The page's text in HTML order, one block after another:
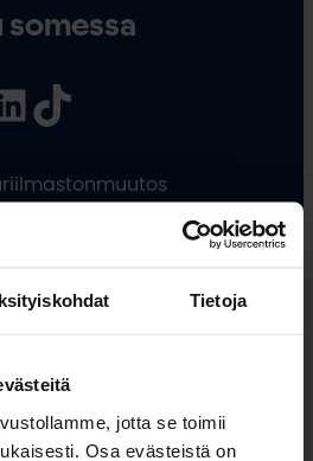
Tietoja
jotta se toimii
Osa evästeistä on
somessa
TikTok